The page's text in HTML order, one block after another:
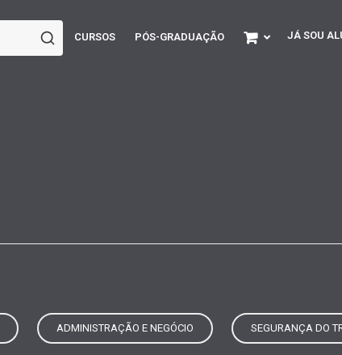
CURSOS PÓS-GRADUAÇÃO JÁ SOU
ADMINISTRAÇÃO E NEGÓCIO SEGURANÇA DO